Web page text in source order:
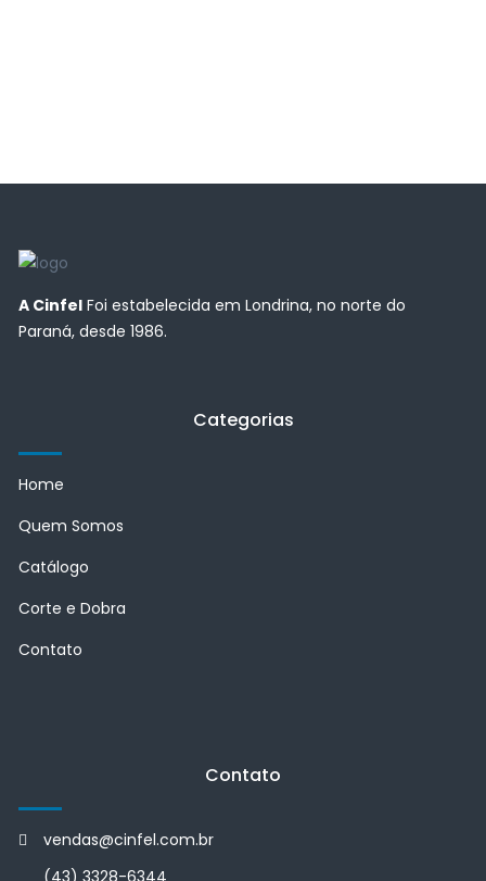
A Cinfel Foi estabelecida em Londrina, no norte do
Paraná, desde 1986.
Categorias
Home
Quem Somos
Catálogo
Corte e Dobra
Contato
Contato
vendas@cinfel.com.br